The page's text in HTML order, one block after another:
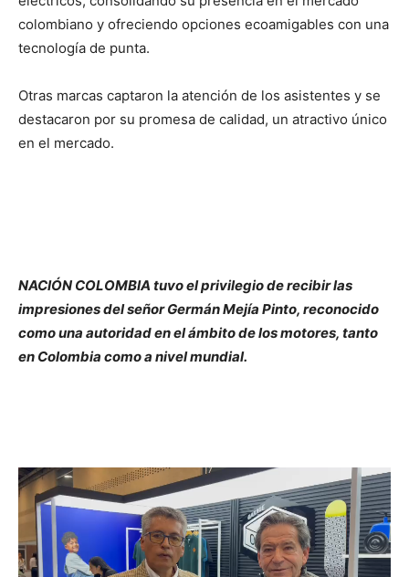
colombiano y ofreciendo opciones ecoamigables con una
tecnología de punta.
Otras marcas captaron la atención de los asistentes y se
destacaron por su promesa de calidad, un atractivo único
en el mercado.
NACIÓN COLOMBIA tuvo el privilegio de recibir las
impresiones del señor Germán Mejía Pinto, reconocido
como una autoridad en el ámbito de los motores, tanto
en Colombia como a nivel mundial.